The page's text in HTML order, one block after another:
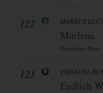
122 MARKUS
Marlena
Pulsschlag Music
123 EMANUEL
Endlich